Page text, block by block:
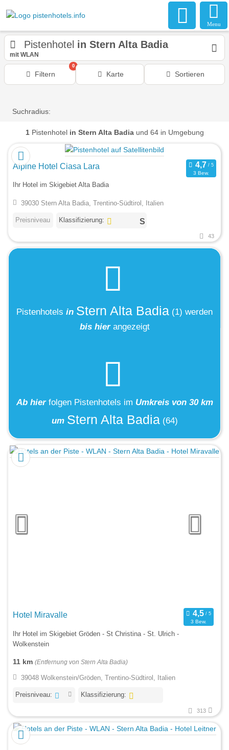
Menu
Pistenhotel in Stern Alta Badia
mit WLAN
Filtern
0
Karte Sortieren
Suchradius:
1Pistenhotel in Stern Alta Badiaund 64 in Umgebung
Alpine Hotel Ciasa Lara
3 Bew.
Ihr Hotel im Skigebiet Alta Badia
39030 Stern Alta Badia, Trentino-Südtirol, Italien
Preisniveau Klassifizierung:
43
Pistenhotels in Stern Alta Badia (1) werden
bis hierangezeigt
Ab hier folgen Pistenhotels im Umkreis von 30 km
um Stern Alta Badia (64)
Hotel Miravalle
3 Bew.
Ihr Hotel im Skigebiet Gröden - St Christina - St. Ulrich -
Wolkenstein
11 km (Entfernung von Stern Alta Badia)
39048 Wolkenstein/Gröden, Trentino-Südtirol, Italien
Preisniveau: Klassifizierung:
313